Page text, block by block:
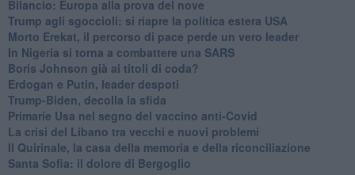
Bilancio: Europa alla prova del nove
Trump agli sgoccioli: si riapre la politica estera USA
Morto Erekat, il percorso di pace perde un vero leader
In Nigeria si torna a combattere una SARS
Boris Johnson già ai titoli di coda?
Erdogan e Putin, leader despoti
Trump-Biden, decolla la sfida
Primarie Usa nel segno del vaccino anti-Covid
La crisi del Libano tra vecchi e nuovi problemi
Il Quirinale, la casa della memoria e della riconciliazione
Santa Sofia: il dolore di Bergoglio